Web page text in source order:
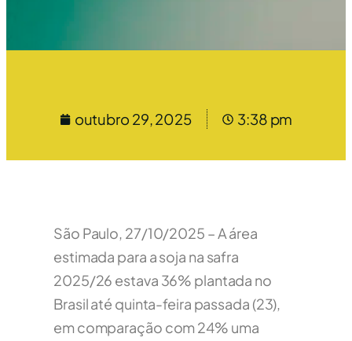
outubro 29, 2025 3:38 pm
São Paulo, 27/10/2025 – A área
estimada para a soja na safra
2025/26 estava 36% plantada no
Brasil até quinta-feira passada (23),
em comparação com 24% uma